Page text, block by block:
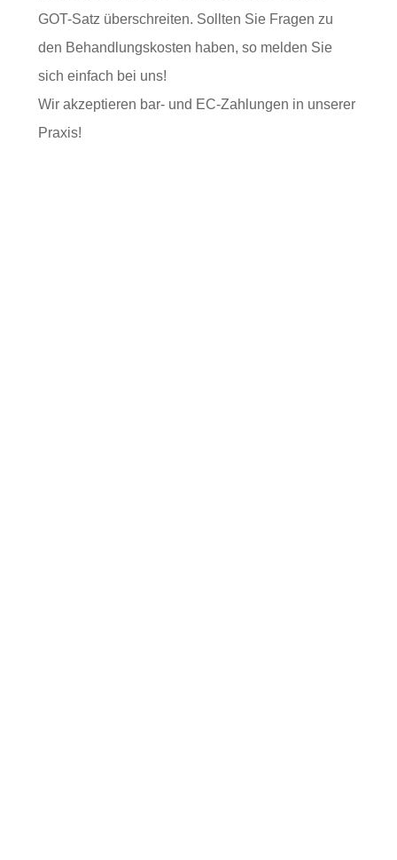
GOT-Satz überschreiten. Sollten Sie Fragen zu
den Behandlungskosten haben, so melden Sie
sich einfach bei uns!
Wir akzeptieren bar- und EC-Zahlungen in unserer
Praxis!